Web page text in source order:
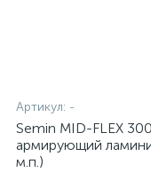
Артикул: -
Semin MID-FLEX
армирующий
м.п.)